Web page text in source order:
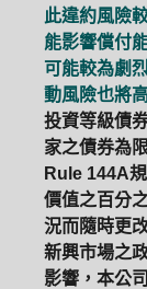
此違約風險
能影響償付
可能較為劇
動風險也將
投資等級債
家之債券為
Rule 144A
價值之百分
況而隨時更
新興市場之
影響，本公